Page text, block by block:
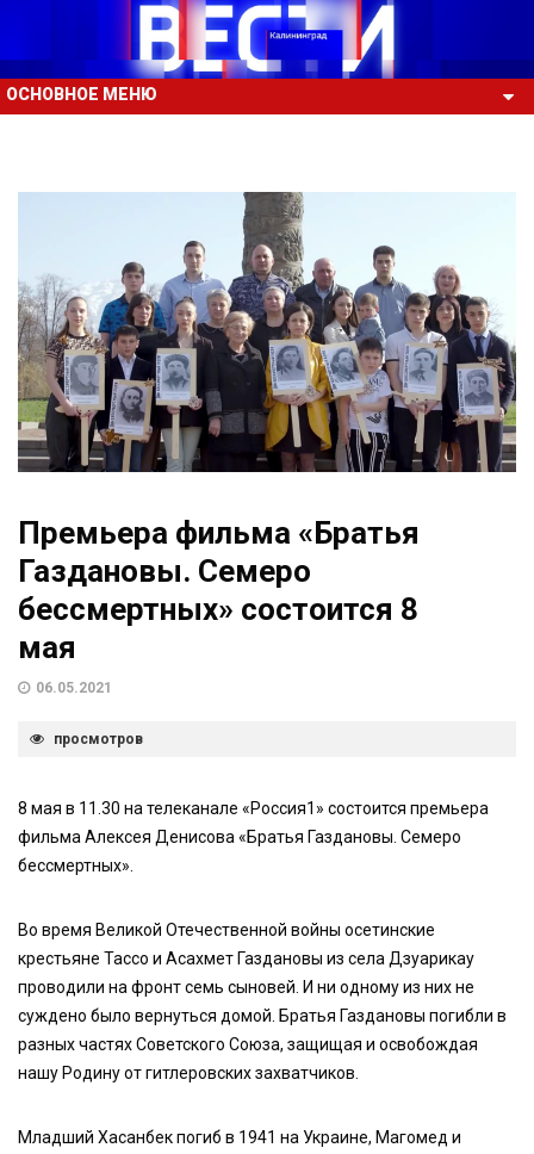
ОСНОВНОЕ МЕНЮ
Премьера фильма «Братья
Газдановы. Семеро
бессмертных» состоится 8
мая
06.05.2021
просмотров
8 мая в 11.30 на телеканале «Россия1» состоится премьера
фильма Алексея Денисова «Братья Газдановы. Семеро
бессмертных».
Во время Великой Отечественной войны осетинские
крестьяне Тассо и Асахмет Газдановы из села Дзуарикау
проводили на фронт семь сыновей. И ни одному из них не
суждено было вернуться домой. Братья Газдановы погибли в
разных частях Советского Союза, защищая и освобождая
нашу Родину от гитлеровских захватчиков.
Младший Хасанбек погиб в 1941 на Украине, Магомед и